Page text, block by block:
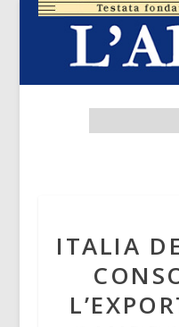
ITALIA